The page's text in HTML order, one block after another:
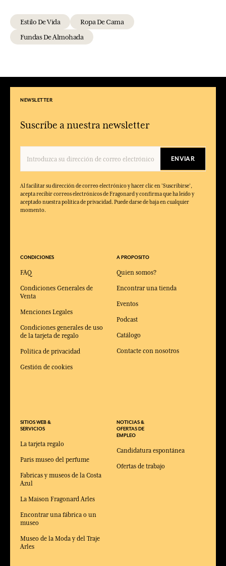
Estilo De Vida
Ropa De Cama
Fundas De Almohada
NEWSLETTER
Suscríbe a nuestra newsletter
ENVIAR
Al facilitar su dirección de correo electrónico y hacer clic en 'Suscribirse',
acepta recibir correos electrónicos de Fragonard y confirma que ha leído y
aceptado nuestra política de privacidad. Puede darse de baja en cualquier
momento.
CONDICIONES
FAQ
Condiciones Generales de
Venta
Menciones Legales
Condiciones generales de uso
de la tarjeta de regalo
Política de privacidad
Gestión de cookies
SITIOS WEB &
SERVICIOS
La tarjeta regalo
Paris museo del perfume
Fabricas y museos de la Costa
Azul
La Maison Fragonard Arles
Encontrar una fábrica o un
museo
Museo de la Moda y del Traje
Arles
A PROPOSITO
Quien somos?
Encontrar una tienda
Eventos
Podcast
Catálogo
Contacte con nosotros
NOTICIAS &
OFERTAS DE
EMPLEO
Candidatura espontánea
Ofertas de trabajo